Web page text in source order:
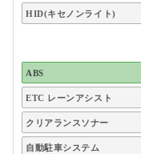
HID(キセノンライト)
ABS
ETC レーンアシスト
クリアランスソナー
自動駐車システム